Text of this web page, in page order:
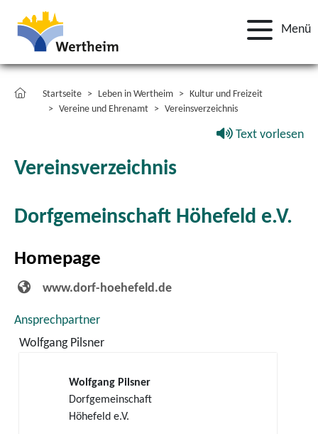
Menü
Startseite Leben in Wertheim
Kultur und Freizeit
Vereine und Ehrenamt
Vereinsverzeichnis
Text vorlesen
Vereinsverzeichnis
Dorfgemeinschaft Höhefeld e.V.
Homepage
www.dorf-hoehefeld.de
Ansprechpartner
Wolfgang Pilsner
Wolfgang Pilsner
Dorfgemeinschaft
Höhefeld e.V.